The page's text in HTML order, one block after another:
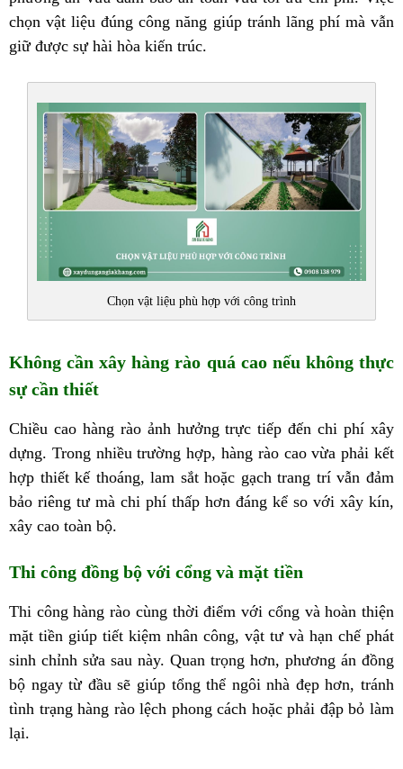
chọn vật liệu đúng công năng giúp tránh lãng phí mà vẫn
giữ được sự hài hòa kiến trúc.
Chọn vật liệu phù hợp với công trình
Không cần xây hàng rào quá cao nếu không thực
sự cần thiết
Chiều cao hàng rào ảnh hưởng trực tiếp đến chi phí xây
dựng. Trong nhiều trường hợp, hàng rào cao vừa phải kết
hợp thiết kế thoáng, lam sắt hoặc gạch trang trí vẫn đảm
bảo riêng tư mà chi phí thấp hơn đáng kể so với xây kín,
xây cao toàn bộ.
Thi công đồng bộ với cổng và mặt tiền
Thi công hàng rào cùng thời điểm với cổng và hoàn thiện
mặt tiền giúp tiết kiệm nhân công, vật tư và hạn chế phát
sinh chỉnh sửa sau này. Quan trọng hơn, phương án đồng
bộ ngay từ đầu sẽ giúp tổng thể ngôi nhà đẹp hơn, tránh
tình trạng hàng rào lệch phong cách hoặc phải đập bỏ làm
lại.